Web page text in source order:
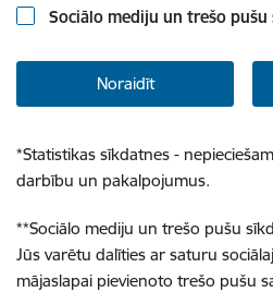
Sociālo mediju un trešo pušu
Noraidīt
*Statistikas sīkdatnes -
darbību un pakalpojumus.
**Sociālo mediju un trešo pušu
Jūs varētu dalīties ar saturu
mājaslapai pievienoto trešo pušu